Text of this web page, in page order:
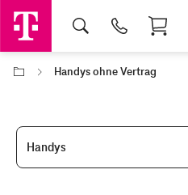
Handys ohne Vertrag
Handys